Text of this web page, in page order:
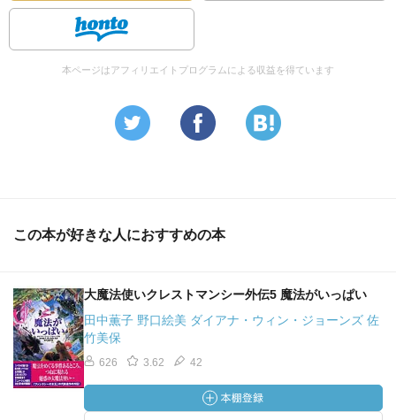
本ページはアフィリエイトプログラムによる収益を得ています
この本が好きな人におすすめの本
大魔法使いクレストマンシー外伝5 魔法がいっぱい
田中薫子 野口絵美 ダイアナ・ウィン・ジョーンズ 佐
竹美保
626 3.62 42